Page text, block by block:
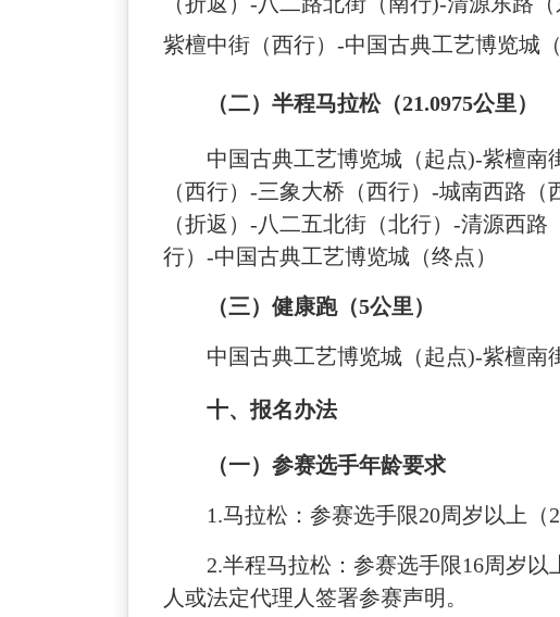
紫檀中街（西行）-中国古典工艺博览城（
（二）半程马拉松（21.0975公里）
中国古典工艺博览城（起点)-紫檀南
（西行）-三象大桥（西行）-城南西路
（折返）-八二五北街（北行）-清源西
行）-中国古典工艺博览城（终点）
（三）健康跑（5公里）
中国古典工艺博览城（起点)-紫檀南
十、报名办法
（一）参赛选手年龄要求
1.马拉松：参赛选手限20周岁以上（
2.半程马拉松：参赛选手限16周岁以
人或法定代理人签署参赛声明。